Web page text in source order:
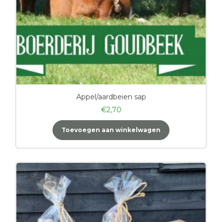
Appel/aardbeien sap
€2,70
Toevoegen aan winkelwagen